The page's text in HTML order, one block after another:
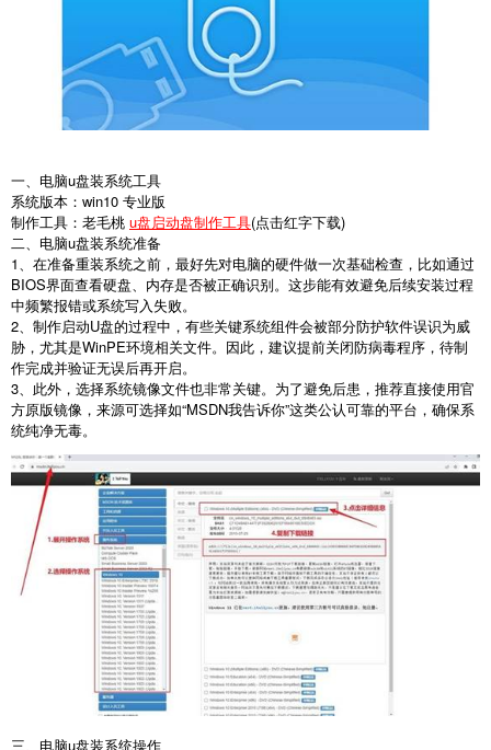
一、电脑u盘装系统工具
系统版本：win10 专业版
制作工具：老毛桃 u盘启动盘制作工具(点击红字下载)
二、电脑u盘装系统准备
1
、在准备重装系统之前，最好先对电脑的硬件做一次基础检查，比如通过
BIOS界面查看硬盘、内存是否被正确识别。这步能有效避免后续安装过程
中频繁报错或系统写入失败。
2 、制作启动U盘的过程中，有些关键系统组件会被部分防护软件误识为威
胁，尤其是WinPE环境相关文件。因此，建议提前关闭防病毒程序，待制
作完成并验证无误后再开启。
3 、此外，选择系统镜像文件也非常关键。为了避免后患，推荐直接使用官
方原版镜像，来源可选择如“MSDN我告诉你”这类公认可靠的平台，确保系
统纯净无毒。
三、电脑u盘装系统操作